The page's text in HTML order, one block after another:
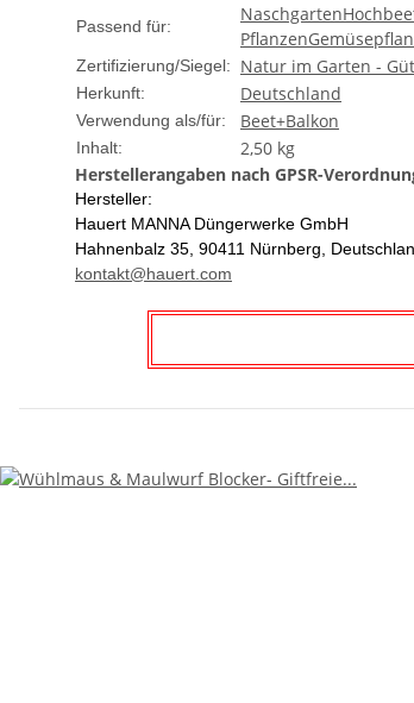
Passend für:
Naschgarten
Pflanzen
Zertifizierung/Siegel: Natur im Garten -
Herkunft: Deutschland
Verwendung als/für: Beet+Balkon
Inhalt:
2,50 kg
Herstellerangaben nach GPSR-
Hersteller:
Hauert MANNA Düngerwerke GmbH
Hahnenbalz 35, 90411 Nürnberg,
kontakt@hauert.com